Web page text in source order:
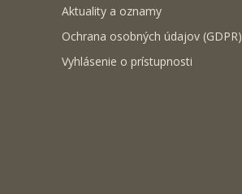
Aktuality a oznamy
Ochrana osobných údajov (GDPR)
Vyhlásenie o prístupnosti